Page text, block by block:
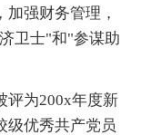
强财务管理，
卫士"和"参谋助
评为200x年度新
级优秀共产党员